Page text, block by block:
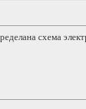
схема